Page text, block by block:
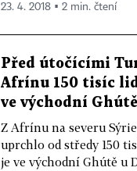
23. 4. 2018 ▪ 2 min. čtení
Před útočícími
Afrínu 150 tisíc
ve východní
Z Afrínu na severu
uprchlo od středy 150
je ve východní Ghútě u